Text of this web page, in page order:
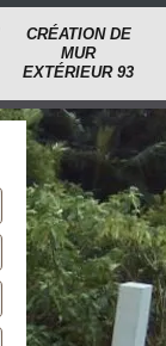
CRÉATION DE
MUR
EXTÉRIEUR 93